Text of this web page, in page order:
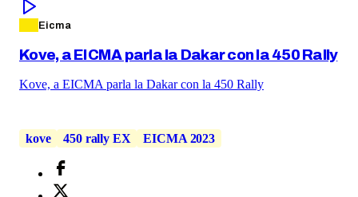
Eicma
Kove, a EICMA parla la Dakar con la 450 Rally
Kove, a EICMA parla la Dakar con la 450 Rally
kove 450 rally EX EICMA 2023